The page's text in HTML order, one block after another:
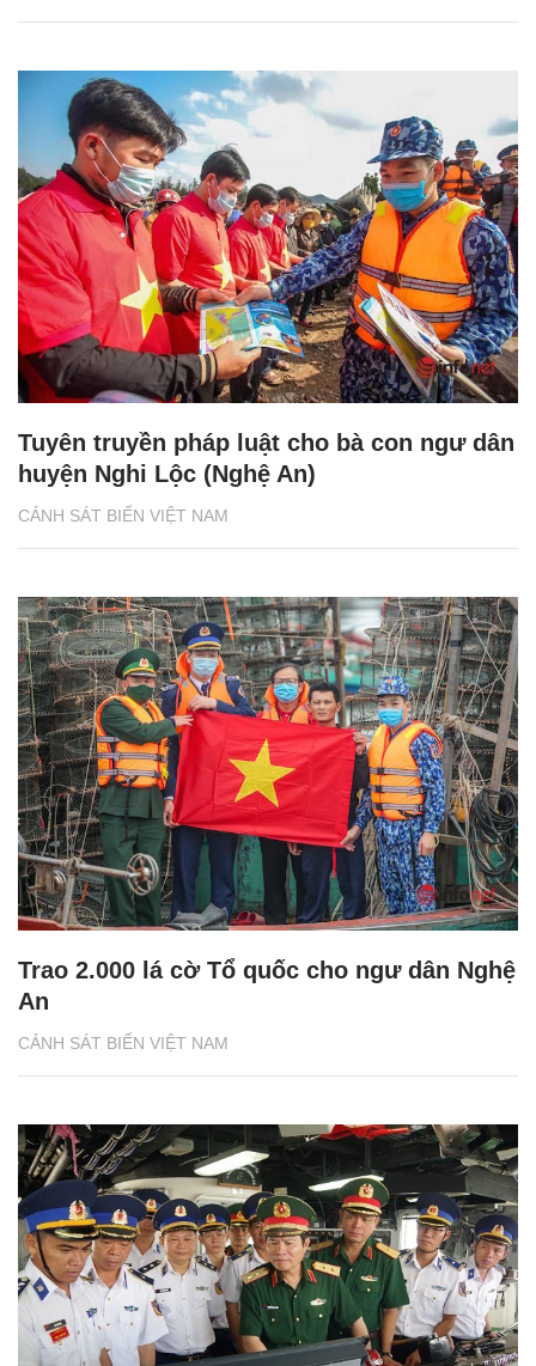
CẢNH SÁT BIỂN VIỆT NAM
Tuyên truyền pháp luật cho bà con ngư dân
huyện Nghi Lộc (Nghệ An)
CẢNH SÁT BIỂN VIỆT NAM
Trao 2.000 lá cờ Tổ quốc cho ngư dân Nghệ
An